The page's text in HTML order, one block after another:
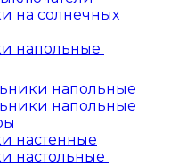
на солнечных
напольные
напольные
напольные
настенные
настольные